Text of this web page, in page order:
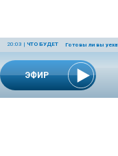
ЭФИР
20:03 | ЧТО БУДЕТ Готовы ли вы